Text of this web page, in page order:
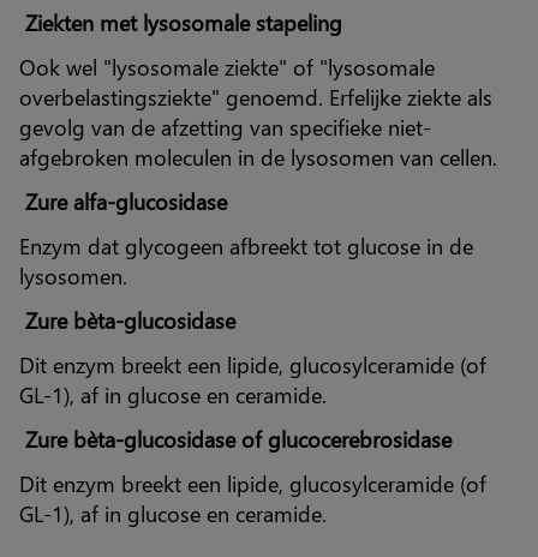
Ziekten met lysosomale stapeling
Ook wel "lysosomale ziekte" of "lysosomale
overbelastingsziekte" genoemd. Erfelijke ziekte als
gevolg van de afzetting van specifieke niet-
afgebroken moleculen in de lysosomen van cellen.
Zure alfa-glucosidase
Enzym dat glycogeen afbreekt tot glucose in de
lysosomen.
Zure bèta-glucosidase
Dit enzym breekt een lipide, glucosylceramide (of
GL-1), af in glucose en ceramide.
Zure bèta-glucosidase of glucocerebrosidase
Dit enzym breekt een lipide, glucosylceramide (of
GL-1), af in glucose en ceramide.